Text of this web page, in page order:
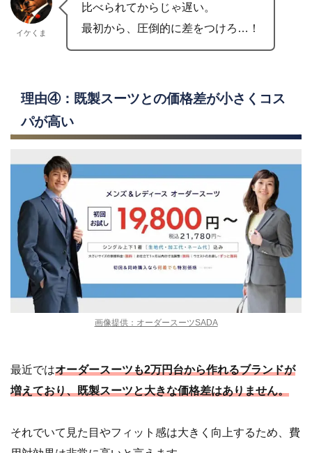
イケくま
比べられてからじゃ遅い。
最初から、圧倒的に差をつけろ…！
理由④：既製スーツとの価格差が小さくコス
パが高い
画像提供：オーダースーツSADA
最近ではオーダースーツも2万円台から作れるブランドが
増えており、既製スーツと大きな価格差はありません。
それでいて見た目やフィット感は大きく向上するため、費